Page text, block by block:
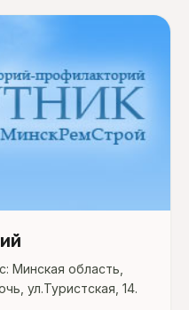
Минская область,
ул.Туристская, 14.